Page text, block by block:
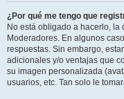
¿Por qué me tengo que
No está obligado a hacerlo, la
Moderadores. En algunos
respuestas. Sin embargo,
adicionales y/o ventajas que
su imagen personalizada
usuarios, etc. Tan solo le